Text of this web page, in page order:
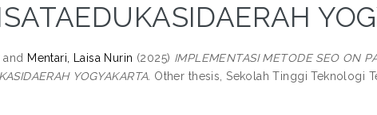
and Mentari, Laisa Nurin (2025) IMPLEMENTASI METODE SEO ON
YOGYAKARTA. Other thesis, Sekolah Tinggi Teknologi